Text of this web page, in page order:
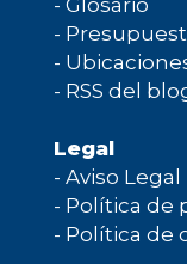
- Glosario
-
-
- RSS del
Legal
- Aviso Legal
- Política de
- Política de